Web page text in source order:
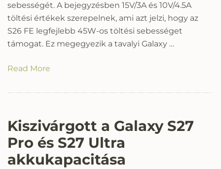
sebességét. A bejegyzésben 15V/3A és 10V/4.5A
töltési értékek szerepelnek, ami azt jelzi, hogy az
S26 FE legfejlebb 45W-os töltési sebességet
támogat. Ez megegyezik a tavalyi Galaxy …
Read More
Kiszivárgott a Galaxy S27
Pro és S27 Ultra
akkukapacitása